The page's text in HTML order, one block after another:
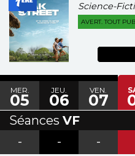
Science-
AVERT. TOUT
MER.
05
JEU.
06
VEN.
07
Séances VF
-
- -